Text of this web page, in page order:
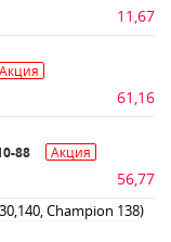
11,67
Акция
61,16
88 Акция
56,77
Champion 138)